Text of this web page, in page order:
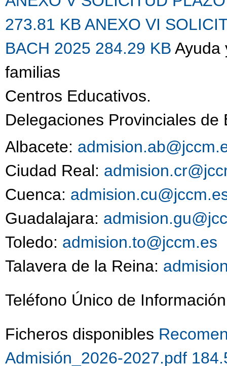
273.81 KB ANEXO VI
BACH 2025 284.29 KB Ayuda
familias
Centros Educativos.
Delegaciones Provinciales de
Albacete:
Ciudad Real:
Cuenca:
Guadalajara:
Toledo: admision.to@jccm.es
Talavera de la Reina:
Teléfono Único de
Ficheros disponibles
Admisión_2026-2027.pdf